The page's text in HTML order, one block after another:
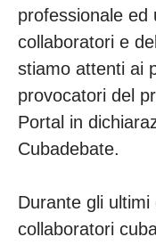
professionale ed
collaboratori e
stiamo attenti ai
provocatori del
Portal in
Cubadebate.
Durante gli
collaboratori